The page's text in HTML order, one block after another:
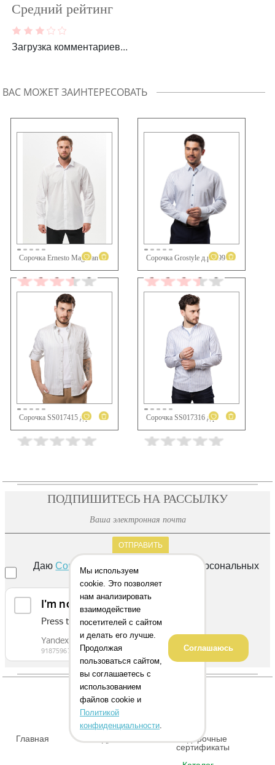
Средний рейтинг
Загрузка комментариев...
ВАС МОЖЕТ ЗАИНТЕРЕСОВАТЬ
Сорочка Ernesto Magellan 10401 Сорочка Grostyle д.р. 5990
Сорочка SS017415 д.р. Сорочка SS017316 д.р.
ПОДПИШИТЕСЬ НА РАССЫЛКУ
ОТПРАВИТЬ
ДаюСогласие
на обработку своих персональных
данных
Главная
Подарочные
сертификаты
Мы используем
cookie. Это позволяет
нам анализировать
взаимодействие
посетителей с сайтом
и делать его лучше.
Продолжая
пользоваться сайтом,
вы соглашаетесь с
использованием
файлов cookie и
Политикой
конфиденциальности.
Соглашаюсь